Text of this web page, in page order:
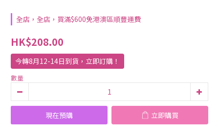
全店，全店，買滿$600免港澳區順豐運費
HK$208.00
今轉8月12-14日到貨，立即訂購！
數量
現在預購 立即購買